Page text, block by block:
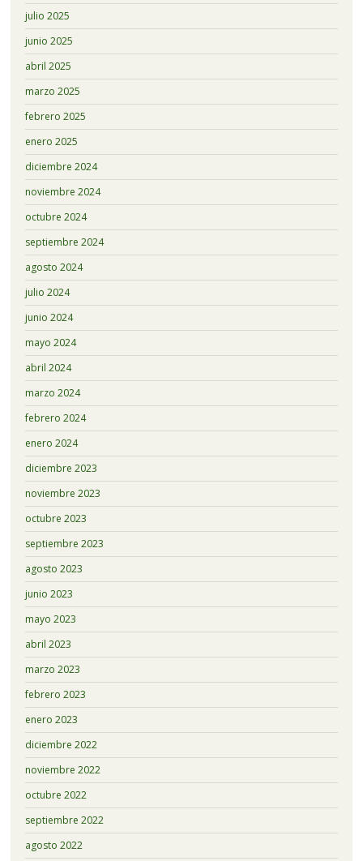
julio 2025
junio 2025
abril 2025
marzo 2025
febrero 2025
enero 2025
diciembre 2024
noviembre 2024
octubre 2024
septiembre 2024
agosto 2024
julio 2024
junio 2024
mayo 2024
abril 2024
marzo 2024
febrero 2024
enero 2024
diciembre 2023
noviembre 2023
octubre 2023
septiembre 2023
agosto 2023
junio 2023
mayo 2023
abril 2023
marzo 2023
febrero 2023
enero 2023
diciembre 2022
noviembre 2022
octubre 2022
septiembre 2022
agosto 2022